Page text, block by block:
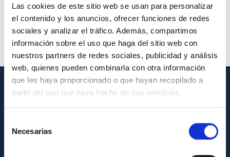
Las cookies de este sitio web se usan para personalizar
el contenido y los anuncios, ofrecer funciones de redes
sociales y analizar el tráfico. Además, compartimos
información sobre el uso que haga del sitio web con
nuestros partners de redes sociales, publicidad y análisis
web, quienes pueden combinarla con otra información
que les haya proporcionado o que hayan recopilado a
partir del uso que haya hecho de sus servicios.
Necesarias
GENERAL INFORMATION
How to get to the IAC